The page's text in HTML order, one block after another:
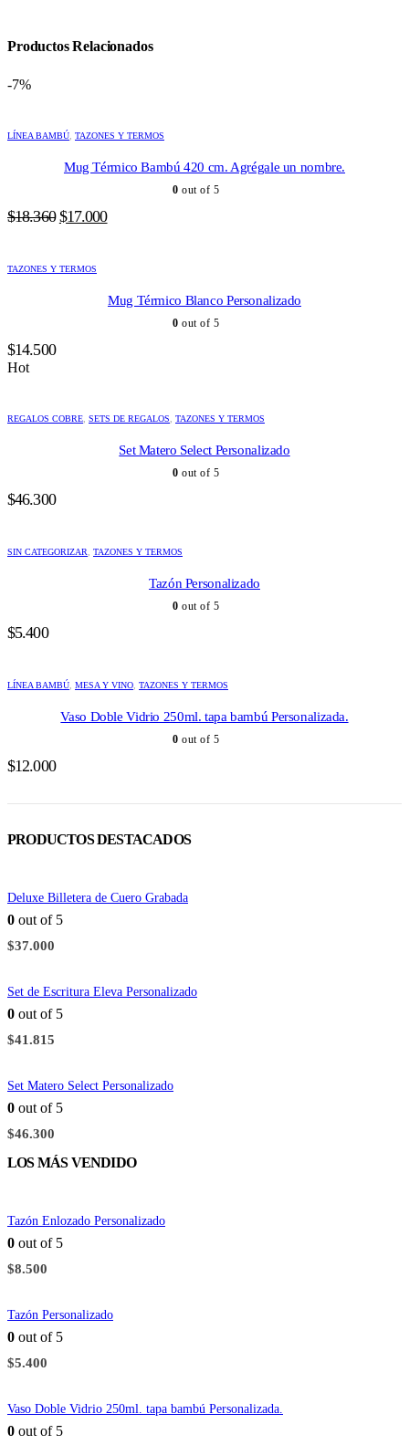
Productos Relacionados
-7%
LÍNEA BAMBÚ TAZONES Y TERMOS
Mug Térmico Bambú 420 cm. Agrégale un nombre.
0 out of 5
$18.360 El
era:
$18.360.
$17.000El
$17.000.
TAZONES Y TERMOS
Mug Térmico Blanco Personalizado
0 out of 5
$14.500
Hot
REGALOS COBRE SETS DE REGALOS TAZONES Y TERMOS
Set Matero Select Personalizado
0 out of 5
$46.300
SIN CATEGORIZAR TAZONES Y TERMOS
Tazón Personalizado
0 out of 5
$5.400
LÍNEA BAMBÚ MESA Y VINO TAZONES Y TERMOS
Vaso Doble Vidrio 250ml. tapa bambú Personalizada.
0 out of 5
$12.000
PRODUCTOS DESTACADOS
Deluxe Billetera de Cuero Grabada
0 out of 5
$37.000
Set de Escritura Eleva Personalizado
0 out of 5
$41.815
Set Matero Select Personalizado
0 out of 5
$46.300
LOS MÁS VENDIDO
Tazón Enlozado Personalizado
0 out of 5
$8.500
Tazón Personalizado
0 out of 5
$5.400
Vaso Doble Vidrio 250ml. tapa bambú Personalizada.
0 out of 5